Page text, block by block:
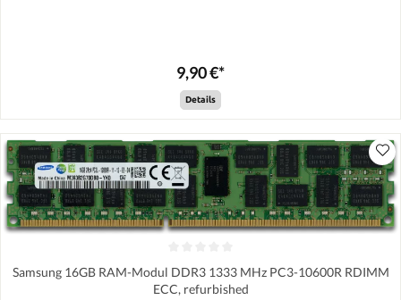
9,90 €*
Details
Samsung 16GB RAM-Modul DDR3 1333 MHz PC3-10600R RDIMM
ECC, refurbished